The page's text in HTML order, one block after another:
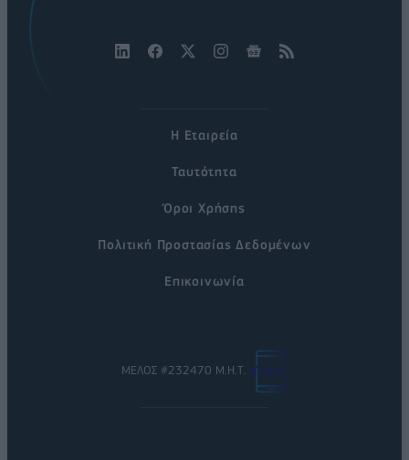
Η Εταιρεία
Ταυτότητα
Όροι Χρήσης
Πολιτική Προστασίας Δεδομένων
Επικοινωνία
ΜΕΛΟΣ #232470 Μ.Η.Τ.